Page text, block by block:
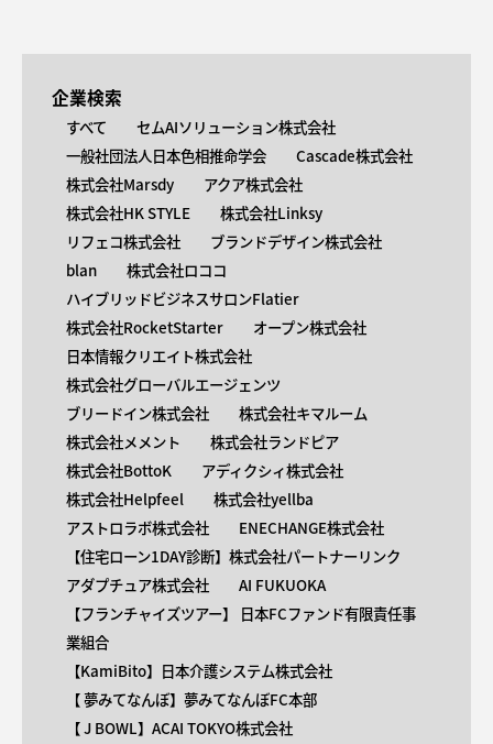
企業検索
すべて
セムAIソリューション株式会社
一般社団法人日本色相推命学会
Cascade株式会社
株式会社Marsdy
アクア株式会社
株式会社HK STYLE
株式会社Linksy
リフェコ株式会社
ブランドデザイン株式会社
blan
株式会社ロココ
ハイブリッドビジネスサロンFlatier
株式会社RocketStarter
オープン株式会社
日本情報クリエイト株式会社
株式会社グローバルエージェンツ
ブリードイン株式会社
株式会社キマルーム
株式会社メメント
株式会社ランドピア
株式会社BottoK
アディクシィ株式会社
株式会社Helpfeel
株式会社yellba
アストロラボ株式会社
ENECHANGE株式会社
【住宅ローン1DAY診断】株式会社パートナーリンク
アダプチュア株式会社
AI FUKUOKA
【​フランチャイズツアー】 日本FCファンド有限責任事
業組合
【KamiBito​】日本介護システム株式会社
【 ​夢みてなんぼ】夢みてなんぼFC本部
【 ​J BOWL】ACAI TOKYO株式会社